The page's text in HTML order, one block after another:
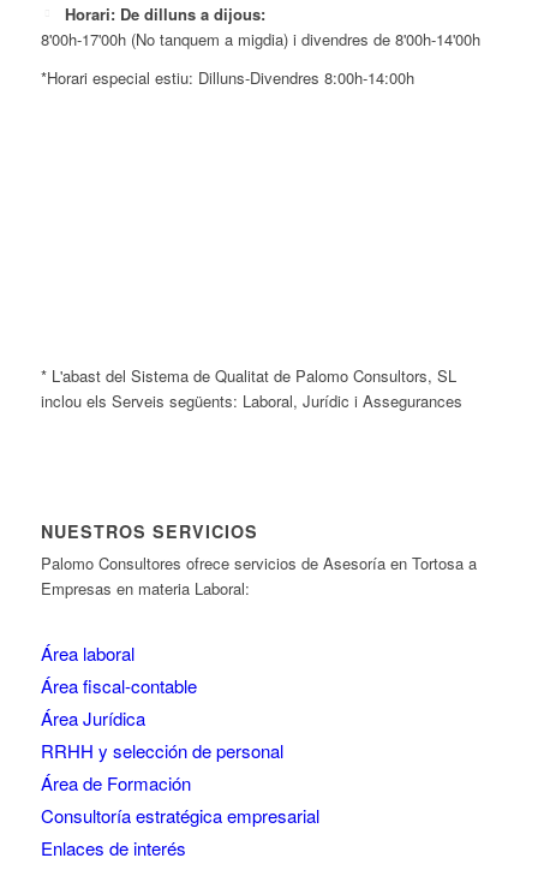
Horari: De dilluns a dijous:
8'00h-17'00h (No tanquem a migdia) i divendres de 8'00h-14'00h
*Horari especial estiu: Dilluns-Divendres 8:00h-14:00h
* L'abast del Sistema de Qualitat de Palomo Consultors, SL
inclou els Serveis següents: Laboral, Jurídic i Assegurances
NUESTROS SERVICIOS
Palomo Consultores ofrece servicios de Asesoría en Tortosa a
Empresas en materia Laboral:
Área laboral
Área fiscal-contable
Área Jurídica
RRHH y selección de personal
Área de Formación
Consultoría estratégica empresarial
Enlaces de interés